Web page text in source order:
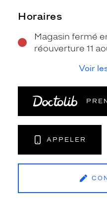
Horaires
Magasin fermé
réouverture 11
Voir
APPELER